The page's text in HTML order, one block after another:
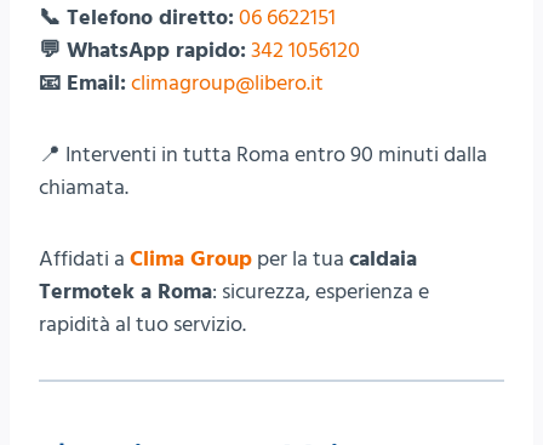
📞 Telefono diretto: 06 6622151
💬 WhatsApp rapido: 342 1056120
📧 Email: climagroup@libero.it
📍 Interventi in tutta Roma entro 90 minuti dalla
chiamata.
Affidati a Clima Group per la tua caldaia
Termotek a Roma: sicurezza, esperienza e
rapidità al tuo servizio.